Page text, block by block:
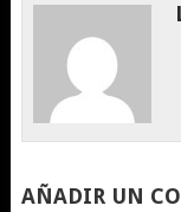
AÑADIR UN